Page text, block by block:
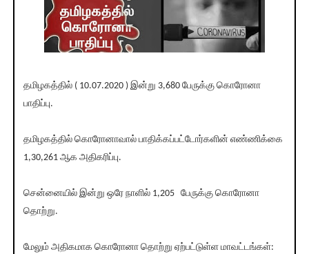
தமிழகத்தில் ( 10.07.2020 ) இன்று 3,680 பேருக்கு கொரோனா
பாதிப்பு.
தமிழகத்தில் கொரோனாவால் பாதிக்கப்பட்டோர்களின் எண்ணிக்கை
1,30,261 ஆக அதிகரிப்பு.
சென்னையில் இன்று ஒரே நாளில் 1,205 பேருக்கு கொரோனா
தொற்று.
மேலும் அதிகமாக கொரோனா தொற்று ஏற்பட்டுள்ள மாவட்டங்கள்: